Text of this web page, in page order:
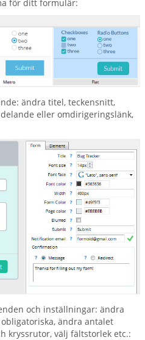
för ditt formulär:
ändra titel, teckensnitt,
eller omdirigeringslänk,
och inställningar: ändra
ändra antalet
kryssrutor, välj fältstorlek etc.: